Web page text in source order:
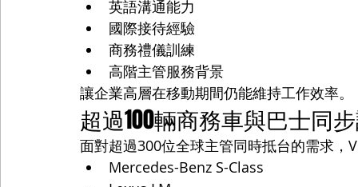
英語溝通能力
國際接待經驗
商務禮儀訓練
高階主管服務背景
讓企業高層在移動期間仍能維持工作效率。
超過100輛商務車與巴士同
面對超過300位全球主管同時抵台的需求，
Mercedes-Benz S-Class